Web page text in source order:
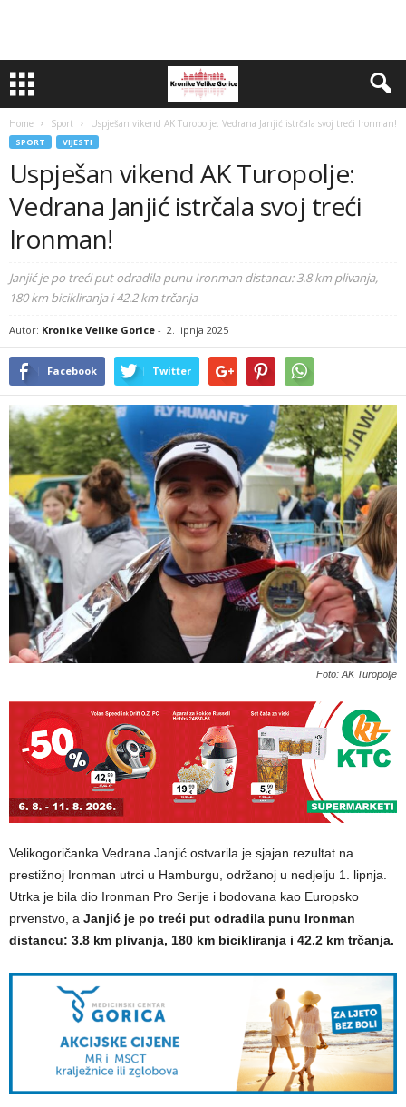
Home Sport Uspješan vikend AK Turopolje: Vedrana Janjić istrčala svoj treći Ironman!
SPORT VIJESTI
Uspješan vikend AK Turopolje:
Vedrana Janjić istrčala svoj treći
Ironman!
Janjić je po treći put odradila punu Ironman distancu: 3.8 km plivanja,
180 km bicikliranja i 42.2 km trčanja
Autor: Kronike Velike Gorice - 2. lipnja 2025
Facebook Twitter
Foto: AK Turopolje
Velikogoričanka Vedrana Janjić ostvarila je sjajan rezultat na
prestižnoj Ironman utrci u Hamburgu, održanoj u nedjelju 1. lipnja.
Utrka je bila dio Ironman Pro Serije i bodovana kao Europsko
prvenstvo, a Janjić je po treći put odradila punu Ironman
distancu: 3.8 km plivanja, 180 km bicikliranja i 42.2 km trčanja.